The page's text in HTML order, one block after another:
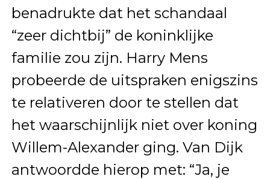
benadrukte dat het schandaal
“zeer dichtbij” de koninklijke
familie zou zijn. Harry Mens
probeerde de uitspraken enigszins
te relativeren door te stellen dat
het waarschijnlijk niet over koning
Willem-Alexander ging. Van Dijk
antwoordde hierop met: “Ja, je